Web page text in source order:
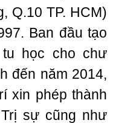
Q.10 TP. HCM)
Ban đầu tạo
học cho chư
đến năm 2014,
xin phép thành
sự cũng như